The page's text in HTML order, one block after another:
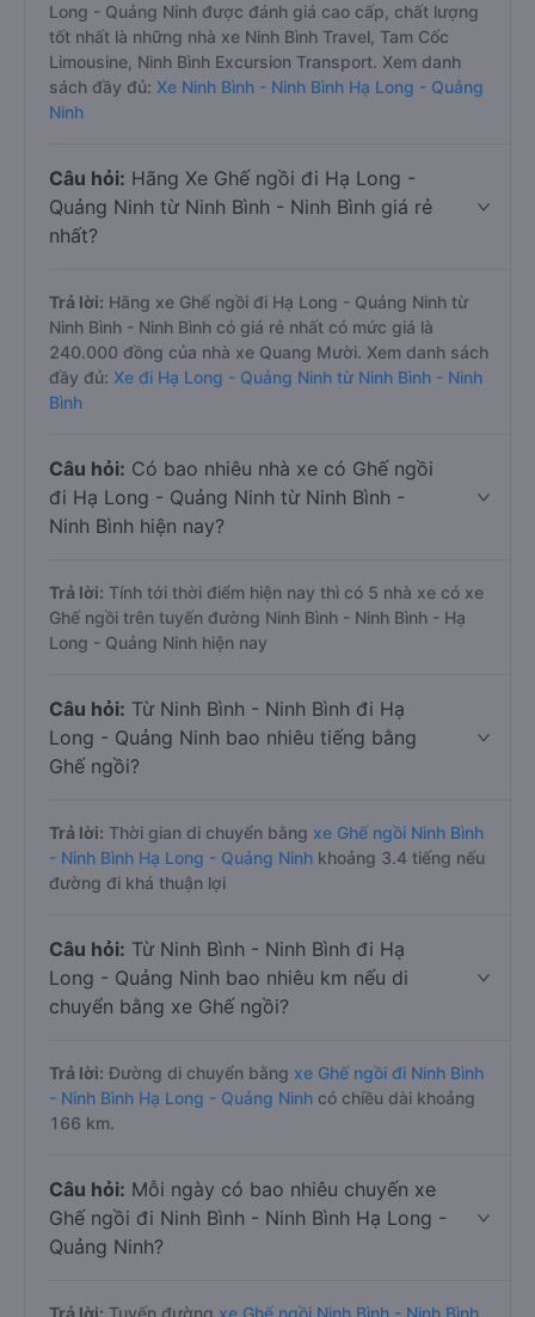
Long - Quảng Ninh được đánh giá cao cấp, chất lượng
tốt nhất là những nhà xe Ninh Bình Travel, Tam Cốc
Limousine, Ninh Bình Excursion Transport. Xem danh
sách đầy đủ: Xe Ninh Bình - Ninh Bình Hạ Long - Quảng
Ninh
Câu hỏi: Hãng Xe Ghế ngồi đi Hạ Long -
Quảng Ninh từ Ninh Bình - Ninh Bình giá rẻ
nhất?
Trả lời: Hãng xe Ghế ngồi đi Hạ Long - Quảng Ninh từ
Ninh Bình - Ninh Bình có giá rẻ nhất có mức giá là
240.000 đồng của nhà xe Quang Mười. Xem danh sách
đầy đủ: Xe đi Hạ Long - Quảng Ninh từ Ninh Bình - Ninh
Bình
Câu hỏi: Có bao nhiêu nhà xe có Ghế ngồi
đi Hạ Long - Quảng Ninh từ Ninh Bình -
Ninh Bình hiện nay?
Trả lời: Tính tới thời điểm hiện nay thì có 5 nhà xe có xe
Ghế ngồi trên tuyến đường Ninh Bình - Ninh Bình - Hạ
Long - Quảng Ninh hiện nay
Câu hỏi: Từ Ninh Bình - Ninh Bình đi Hạ
Long - Quảng Ninh bao nhiêu tiếng bằng
Ghế ngồi?
Trả lời: Thời gian di chuyển bằng xe Ghế ngồi Ninh Bình
- Ninh Bình Hạ Long - Quảng Ninh khoảng 3.4 tiếng nếu
đường đi khá thuận lợi
Câu hỏi: Từ Ninh Bình - Ninh Bình đi Hạ
Long - Quảng Ninh bao nhiêu km nếu di
chuyển bằng xe Ghế ngồi?
Trả lời: Đường di chuyển bằng xe Ghế ngồi đi Ninh Bình
- Ninh Bình Hạ Long - Quảng Ninh có chiều dài khoảng
166 km.
Câu hỏi: Mỗi ngày có bao nhiêu chuyến xe
Ghế ngồi đi Ninh Bình - Ninh Bình Hạ Long -
Quảng Ninh?
Trả lời: Tuyến đường xe Ghế ngồi Ninh Bình - Ninh Bình